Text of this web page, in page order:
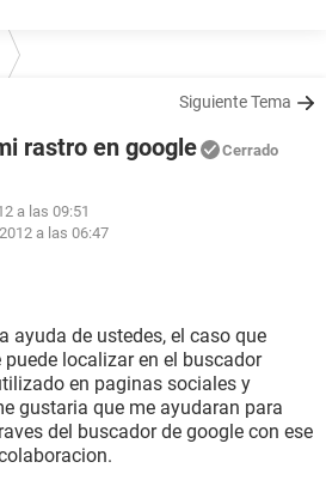
Siguiente Tema
rastro en google Cerrado
a las 09:51
a las 06:47
ayuda de ustedes, el caso que
localizar en el buscador
en paginas sociales y
gustaria que me ayudaran para
del buscador de google con ese